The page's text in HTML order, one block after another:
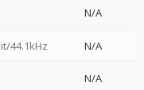
N/A
44.1kHz N/A
N/A